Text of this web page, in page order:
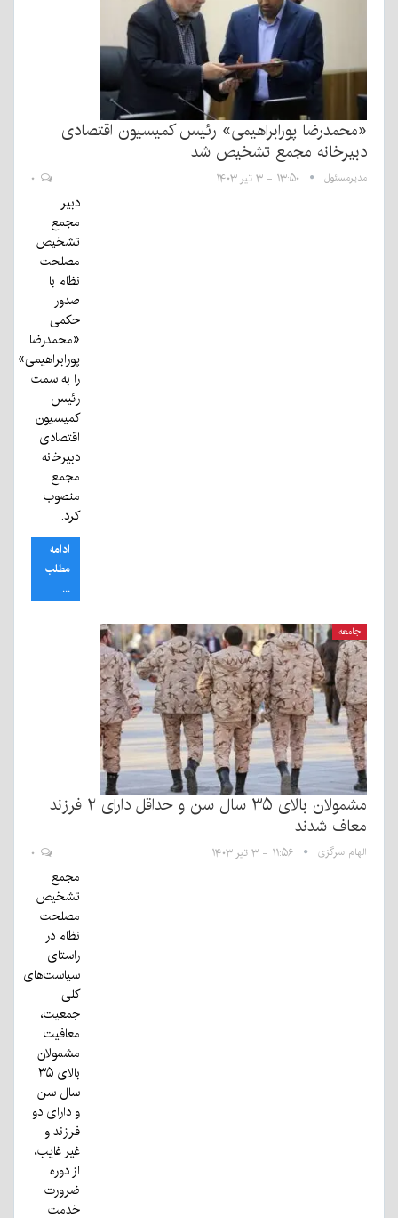
«محمدرضا پورابراهیمی» رئیس کمیسیون اقتصادی
دبیرخانه مجمع تشخیص شد
مدیرمسئول ۱۳:۵۰ - ۳ تیر ۱۴۰۳
دبیر
مجمع
تشخیص
مصلحت
نظام با
صدور
حکمی
«محمدرضا
پورابراهیمی»
را به سمت
رئیس
کمیسیون
اقتصادی
دبیرخانه
مجمع
منصوب
کرد.
ادامه
مطلب
...
جامعه
مشمولان بالای ۳۵ سال سن و حداقل دارای ۲ فرزند
معاف شدند
الهام سرگزی ۱۱:۵۶ - ۳ تیر ۱۴۰۳
مجمع
تشخیص
مصلحت
نظام در
راستای
سیاست‌های
کلی
جمعیت،
معافیت
مشمولان
بالای ۳۵
سال سن
و دارای دو
فرزند و
غیر غایب،
از دوره
ضرورت
خدمت